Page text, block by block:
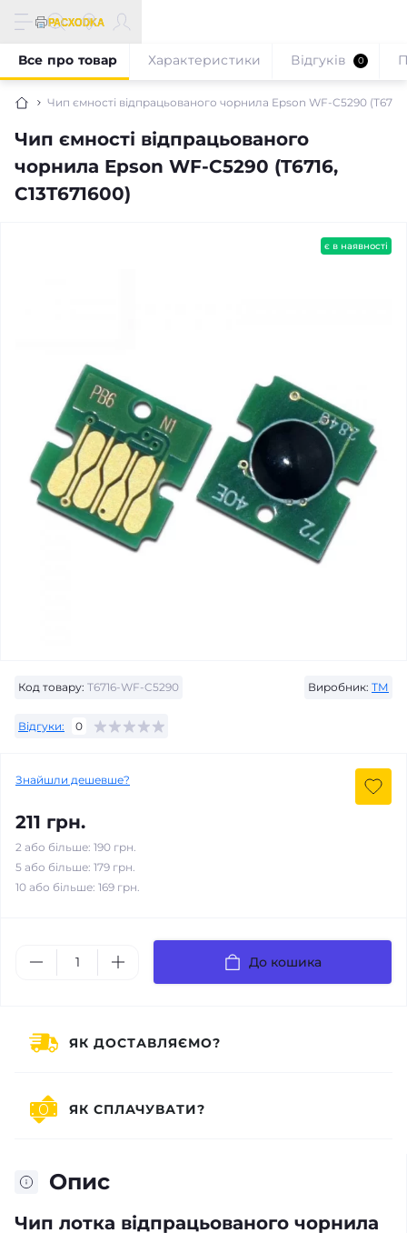
Чип ємності відпрацьованого чорнила Epson WF-C5290 (T6716,
Чип ємності відпрацьованого
чорнила Epson WF-C5290 (T6716,
C13T671600)
Все про товар Характеристики Відгуків 0
є в наявності
Код товару: T6716-WF-C5290 Виробник: ТМ
Відгуки: 0
Знайшли дешевше?
211 грн.
2 або більше: 190 грн.
5 або більше: 179 грн.
10 або більше: 169 грн.
До кошика
Опис
Чип лотка відпрацьованого чорнила
ЯК ДОСТАВЛЯЄМО?
ЯК СПЛАЧУВАТИ?